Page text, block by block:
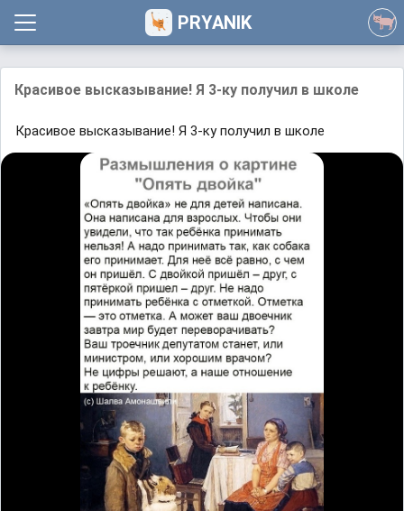
PRYANIK
Красивое высказывание! Я 3-ку получил в школе
Красивое высказывание! Я 3-ку получил в школе